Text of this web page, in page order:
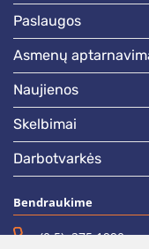
paslaugos
asmenų
naujienos
skelbimai
darbotvarkės
Bendraukime
(0 5)  275 1990